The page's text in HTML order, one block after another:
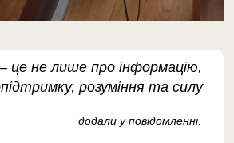
– це не лише про інформацію,
розуміння та силу
додали у повідомленні.